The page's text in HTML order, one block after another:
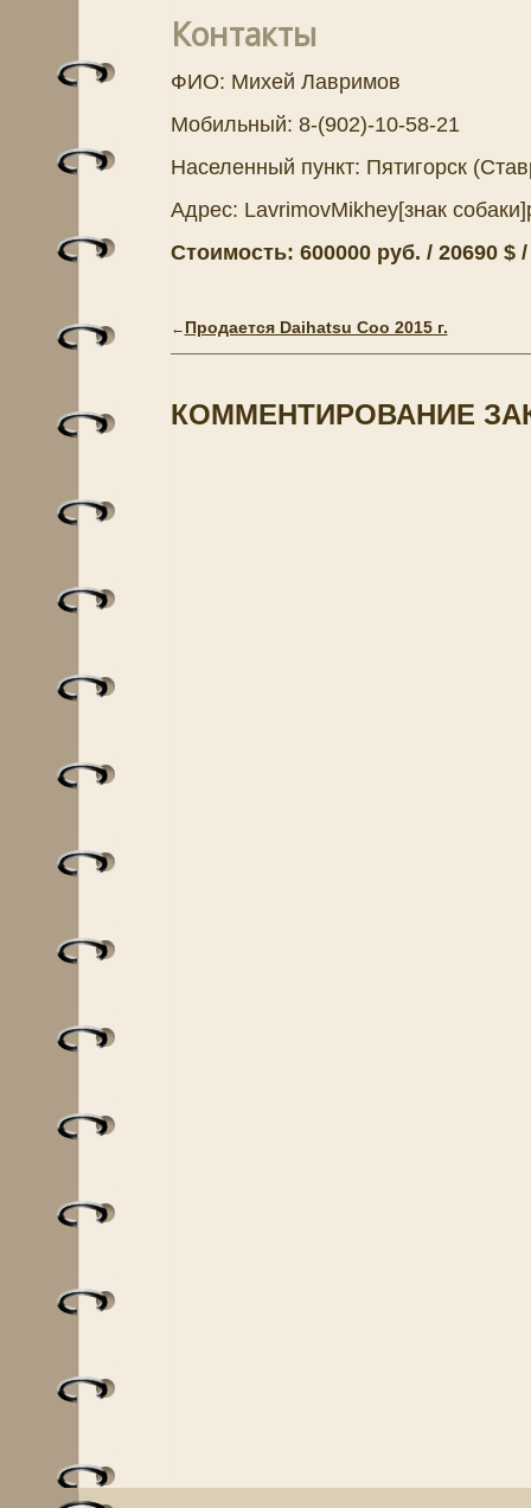
Контакты
ФИО: Михей Лавримов
Мобильный: 8-(902)-10-58-21
Населенный пункт: Пятигорск
Адрес: LavrimovMikhey[знак
Стоимость: 600000 руб. / 20690 $ /
← Продается Daihatsu Coo 2015 г.
КОММЕНТИРОВАНИЕ